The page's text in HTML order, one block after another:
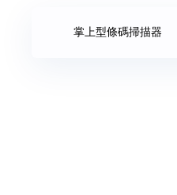
掌上型條碼掃描器